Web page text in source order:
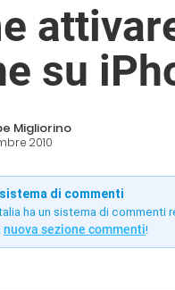
su
Migliorino
2010
di commenti
ha un sistema di commenti
nuova sezione commenti!